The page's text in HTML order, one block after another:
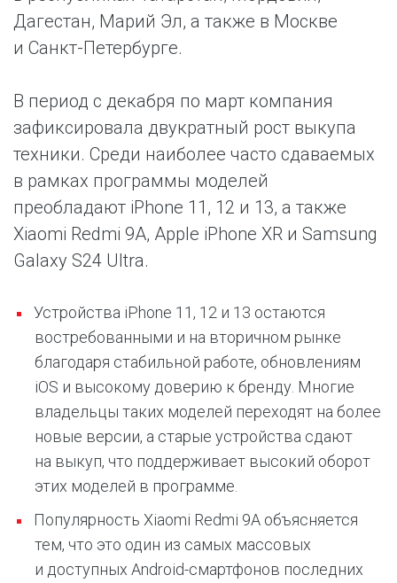
Дагестан, Марий Эл, а также в Москве
и Санкт-Петербурге.
В период с декабря по март компания
зафиксировала двукратный рост выкупа
техники. Среди наиболее часто сдаваемых
в рамках программы моделей
преобладают iPhone 11, 12 и 13, а также
Xiaomi Redmi 9A, Apple iPhone XR и Samsung
Galaxy S24 Ultra.
Устройства iPhone 11, 12 и 13 остаются
востребованными и на вторичном рынке
благодаря стабильной работе, обновлениям
iOS и высокому доверию к бренду. Многие
владельцы таких моделей переходят на более
новые версии, а старые устройства сдают
на выкуп, что поддерживает высокий оборот
этих моделей в программе.
Популярность Xiaomi Redmi 9A объясняется
тем, что это один из самых массовых
и доступных Android-смартфонов последних